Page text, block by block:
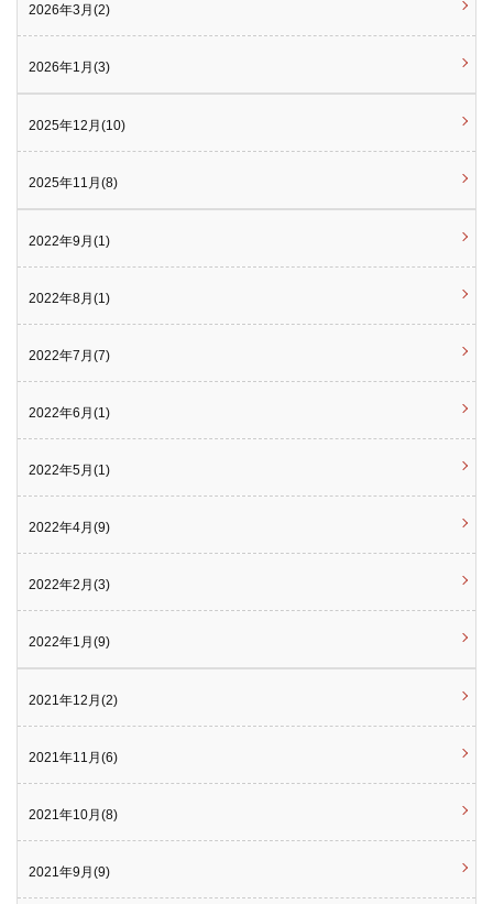
2026年3月(2)
2026年1月(3)
2025年12月(10)
2025年11月(8)
2022年9月(1)
2022年8月(1)
2022年7月(7)
2022年6月(1)
2022年5月(1)
2022年4月(9)
2022年2月(3)
2022年1月(9)
2021年12月(2)
2021年11月(6)
2021年10月(8)
2021年9月(9)